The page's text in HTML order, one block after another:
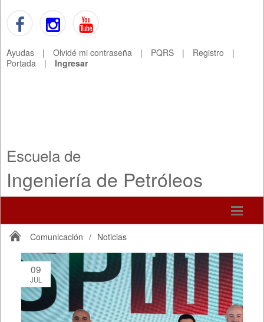
Ayudas | Olvidé mi contraseña | PQRS | Registro
|
Portada
| Ingresar
Escuela de
Ingeniería de Petróleos
Comunicación / Noticias